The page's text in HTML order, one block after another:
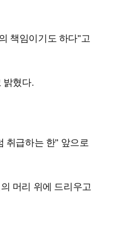
책임이기도 하다"고
밝혔다.
취급하는 한" 앞으로
머리 위에 드리우고